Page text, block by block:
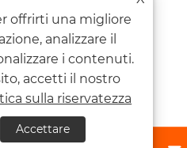
offrirti una migliore
analizzare il
i contenuti.
accetti il ​​nostro
sulla riservatezza
Accettare